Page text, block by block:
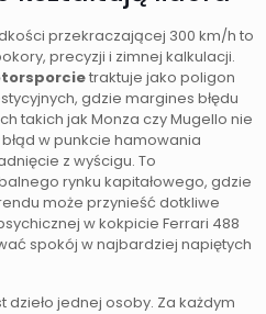
przekraczającej 300 km/h to
precyzji i zimnej kalkulacji.
traktuje jako poligon
gdzie margines błędu
takich jak Monza czy Mugello nie
w punkcie hamowania
z wyścigu. To
rynku kapitałowego, gdzie
może przynieść dotkliwe
w kokpicie Ferrari 488
spokój w najbardziej napiętych
dzieło jednej osoby. Za każdym